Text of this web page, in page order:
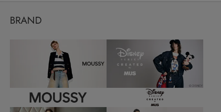
BRAND